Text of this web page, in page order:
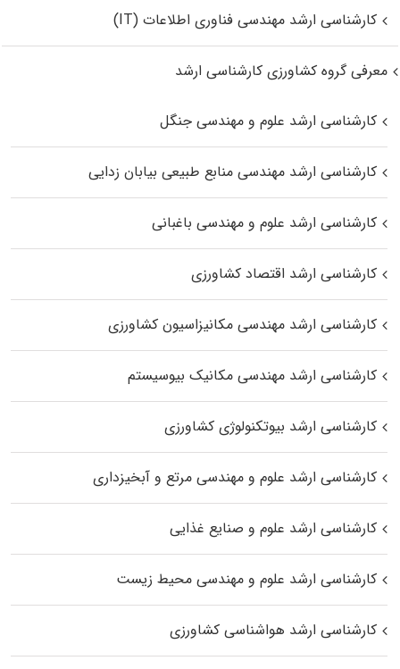
کارشناسی ارشد مهندسی فناوری اطلاعات (IT)
معرفی گروه کشاورزی کارشناسی ارشد
کارشناسی ارشد علوم و مهندسی جنگل
کارشناسی ارشد مهندسی منابع طبیعی بیابان زدایی
کارشناسی ارشد علوم و مهندسی باغبانی
کارشناسی ارشد اقتصاد کشاورزی
کارشناسی ارشد مهندسی مکانیزاسیون کشاورزی
کارشناسی ارشد مهندسی مکانیک بیوسیستم
کارشناسی ارشد بیوتکنولوژی کشاورزی
کارشناسی ارشد علوم و مهندسی مرتع و آبخیزداری
کارشناسی ارشد علوم و صنایع غذایی
کارشناسی ارشد علوم و مهندسی محیط زیست
کارشناسی ارشد هواشناسی کشاورزی